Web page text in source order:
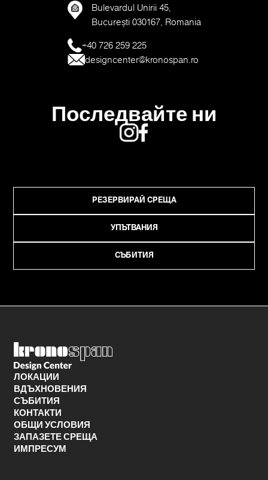
Bulevardul Unirii 45,
București 030167, Romania
+40 726 259 225
designcenter@kronospan.ro
Последвайте ни
РЕЗЕРВИРАЙ СРЕЩА
УПЪТВАНИЯ
СЪБИТИЯ
ЛОКАЦИИ
ВДЪХНОВЕНИЯ
СЪБИТИЯ
КОНТАКТИ
ОБЩИ УСЛОВИЯ
ЗАПАЗЕТЕ СРЕЩА
ИМПРЕСУМ